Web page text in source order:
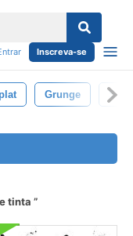
Inscreva-se
Grunge
tinta